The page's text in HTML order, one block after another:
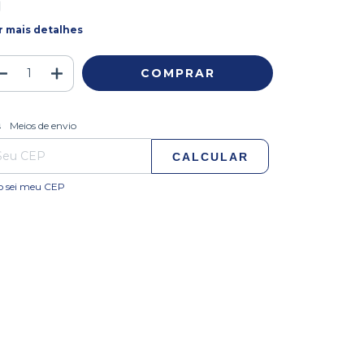
mais detalhes
para o CEP:
Meios de envio
CALCULAR
sei meu CEP